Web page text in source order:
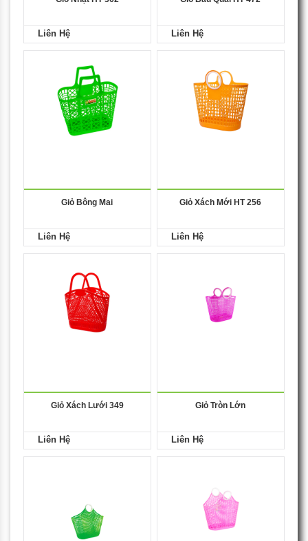
Liên Hệ Liên Hệ
Giỏ Bông Mai
Liên Hệ
Giỏ Xách Mới HT 256
Liên Hệ
Giỏ Xách Lưới 349
Liên Hệ
Giỏ Tròn Lớn
Liên Hệ